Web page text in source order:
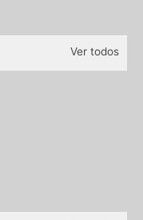
Ver todos